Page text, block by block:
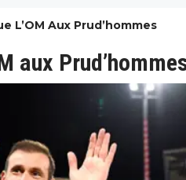
L’OM Aux Prud’hommes
aux